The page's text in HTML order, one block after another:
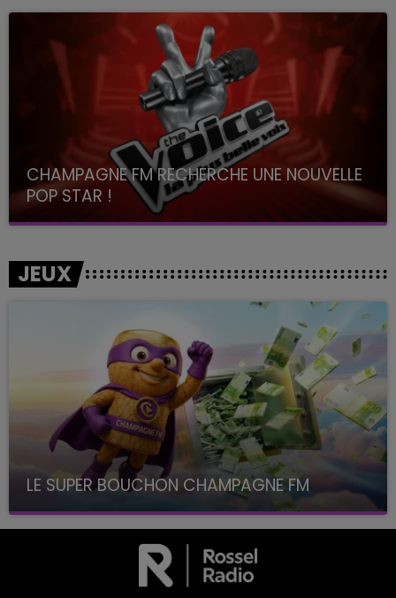
CHAMPAGNE FM RECHERCHE UNE NOUVELLE
POP STAR !
Toute la journée sur Champagne FM
JEUX
LE SUPER BOUCHON CHAMPAGNE FM
avec La Famille Champagne FM, à 8H10